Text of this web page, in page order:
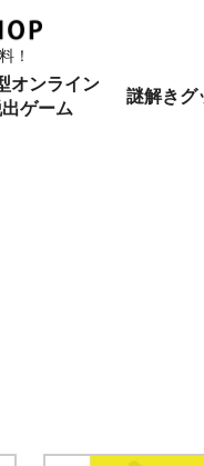
！
オンライン
ゲーム
謎解きグ